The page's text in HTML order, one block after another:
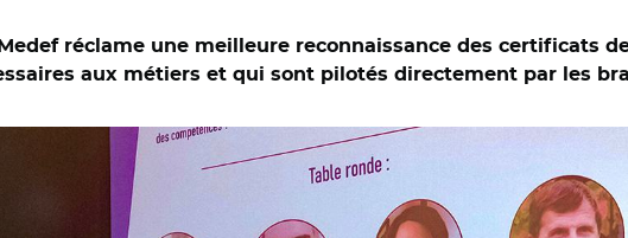
réclame une meilleure reconnaissance des certificats
aux métiers et qui sont pilotés directement par les
Faron (Medef), M-H Chavigny (Carrefour), C. Lefebvre (branche de la
Droumaguet (France Compétence) et Xavier Royer (Medef), lors de la